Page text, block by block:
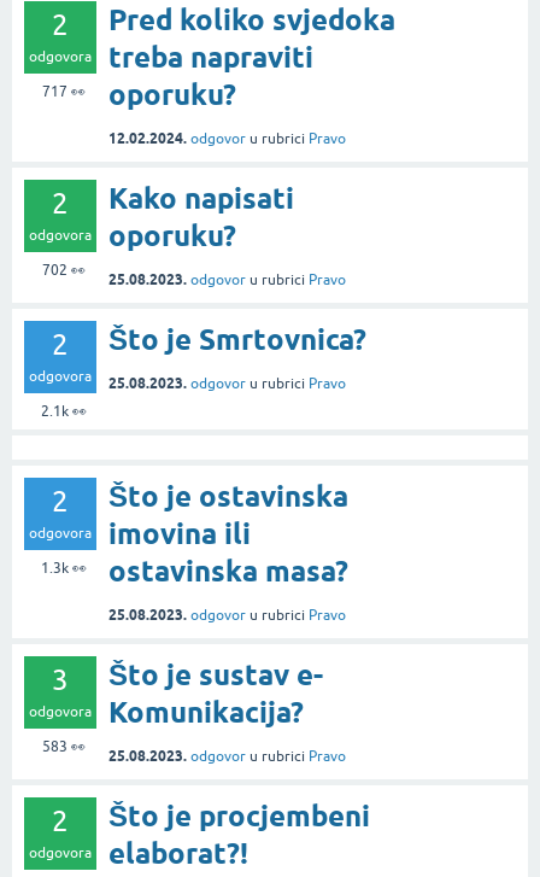
2
odgovora
717 👀
Pred koliko svjedoka
treba napraviti
oporuku?
12.02.2024. odgovor u rubrici Pravo
2
odgovora
702 👀
Kako napisati
oporuku?
25.08.2023. odgovor u rubrici Pravo
2
odgovora
2.1k👀
Što je Smrtovnica?
25.08.2023. odgovor u rubrici Pravo
2
odgovora
1.3k👀
Što je ostavinska
imovina ili
ostavinska masa?
25.08.2023. odgovor u rubrici Pravo
3
odgovora
583 👀
Što je sustav e-
Komunikacija?
25.08.2023. odgovor u rubrici Pravo
2
odgovora
Što je procjembeni
elaborat?!